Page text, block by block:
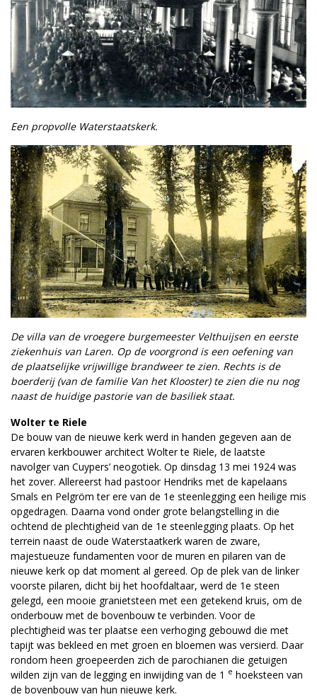
Een propvolle Waterstaatskerk.
De villa van de vroegere burgemeester ­Velthuijsen en eerste
ziekenhuis van Laren. Op de voorgrond is een oefening van
de plaatselijke vrijwillige brandweer te zien. Rechts is de
boerderij (van de familie Van het Klooster) te zien die nu nog
naast de huidige pastorie van de basiliek staat.
Wolter te Riele
De bouw van de nieuwe kerk werd in handen gegeven aan de
ervaren kerkbouwer architect Wolter te Riele, de laatste
navolger van Cuypers’ neogotiek. Op dinsdag 13 mei 1924 was
het zover. Allereerst had pastoor Hendriks met de kapelaans
Smals en Pelgröm ter ere van de 1e steenlegging een heilige mis
opgedragen. Daarna vond onder grote belangstelling in die
ochtend de plechtigheid van de 1e steenlegging plaats. Op het
terrein naast de oude Waterstaatkerk waren de zware,
majestueuze fundamenten voor de muren en pilaren van de
nieuwe kerk op dat moment al gereed. Op de plek van de linker
voorste pilaren, dicht bij het hoofdaltaar, werd de 1e steen
gelegd, een mooie granietsteen met een getekend kruis, om de
onderbouw met de bovenbouw te verbinden. Voor de
plechtigheid was ter plaatse een verhoging gebouwd die met
tapijt was bekleed en met groen en bloemen was versierd. Daar
rondom heen groepeerden zich de parochianen die getuigen
wilden zijn van de legging en inwijding van de 1 e hoeksteen van
de bovenbouw van hun nieuwe kerk.